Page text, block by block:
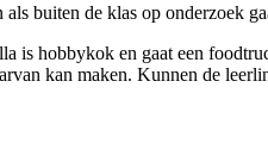
buiten de klas op
is hobbykok en gaat een
kan maken. Kunnen de